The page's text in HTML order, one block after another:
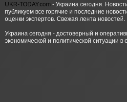
UKR-TODAY.com - Украина сегодня.
публикуем все горячие и последние
оценки экспертов. Свежая лента новостей.
Украина сегодня - достоверный и
экономической и политической ситуации в